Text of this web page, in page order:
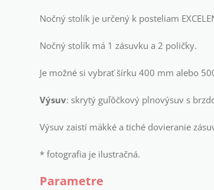
Nočný stolík je určený k posteliam
Nočný stolík má 1 zásuvku a 2 poličky.
Je možné si vybrať šírku 400 mm alebo
Výsuv: skrytý guľôčkový plnovýsuv s
Výsuv zaistí mäkké a tiché dovieranie
* fotografia je ilustračná.
Parametre